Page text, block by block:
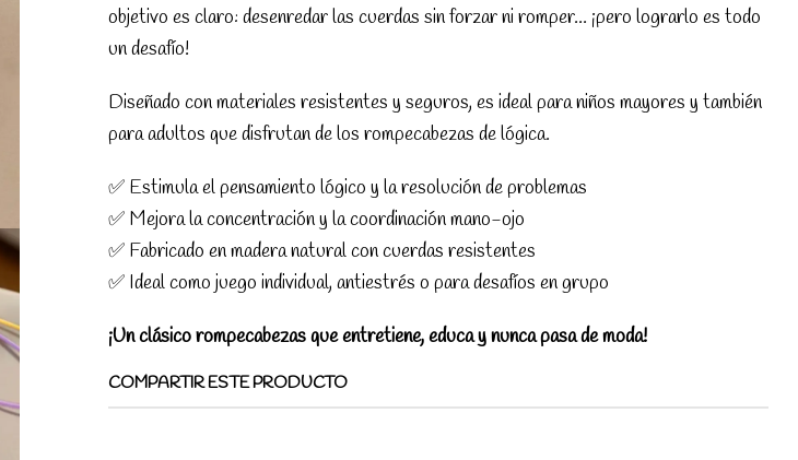
objetivo es claro: desenredar las cuerdas sin forzar ni romper... ¡pero lograrlo es todo
un desafío!
Diseñado con materiales resistentes y seguros, es ideal para niños mayores y también
para adultos que disfrutan de los rompecabezas de lógica.
✅ Estimula el pensamiento lógico y la resolución de problemas
✅ Mejora la concentración y la coordinación mano-ojo
✅ Fabricado en madera natural con cuerdas resistentes
✅ Ideal como juego individual, antiestrés o para desafíos en grupo
¡Un clásico rompecabezas que entretiene, educa y nunca pasa de moda!
COMPARTIR ESTE PRODUCTO